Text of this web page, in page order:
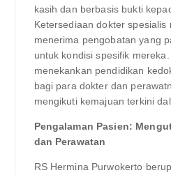
kasih dan berbasis bukti
Ketersediaan dokter spesialis
menerima pengobatan yang
untuk kondisi spesifik
menekankan pendidikan
bagi para dokter dan
mengikuti kemajuan terkini
Pengalaman Pasien:
dan Perawatan
RS Hermina Purwokerto